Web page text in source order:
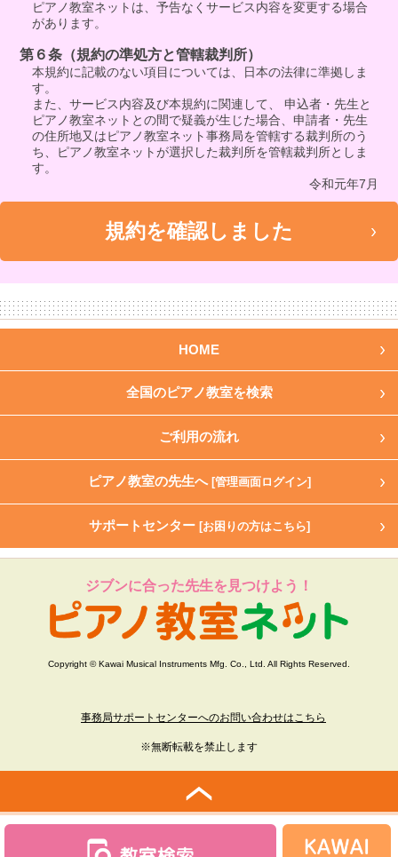
ピアノ教室ネットは、予告なくサービス内容を変更する場合
があります。
第６条（規約の準処方と管轄裁判所）
本規約に記載のない項目については、日本の法律に準拠しま
す。
また、サービス内容及び本規約に関連して、 申込者・先生と
ピアノ教室ネットとの間で疑義が生じた場合、申請者・先生
の住所地又はピアノ教室ネット事務局を管轄する裁判所のう
ち、ピアノ教室ネットが選択した裁判所を管轄裁判所としま
す。
令和元年7月
HOME
全国のピアノ教室を検索
ご利用の流れ
ピアノ教室の先生へ [管理画面ログイン]
サポートセンター [お困りの方はこちら]
ジブンに合った先生を見つけよう！
Copyright © Kawai Musical Instruments Mfg. Co., Ltd. All Rights Reserved.
事務局サポートセンターへのお問い合わせはこちら
※無断転載を禁止します